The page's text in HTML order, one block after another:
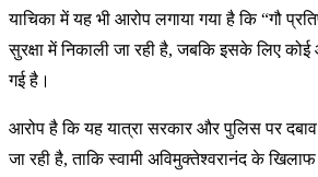
याचिका में यह भी आरोप लगाया गया है कि “गौ
सुरक्षा में निकाली जा रही है, जबकि इसके लिए
गई है।
आरोप है कि यह यात्रा सरकार और पुलिस पर
जा रही है, ताकि स्वामी अविमुक्तेश्वरानंद के